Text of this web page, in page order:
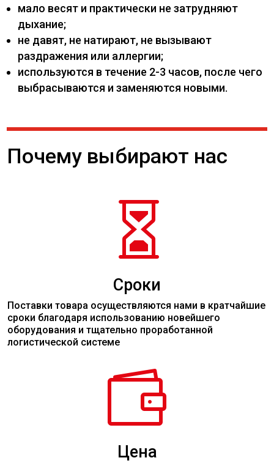
мало весят и практически не затрудняют
дыхание;
не давят, не натирают, не вызывают
раздражения или аллергии;
используются в течение 2-3 часов, после чего
выбрасываются и заменяются новыми.
Почему выбирают нас

Сроки
Поставки товара осуществляются нами в кратчайшие
сроки благодаря использованию новейшего
оборудования и тщательно проработанной
логистической системе

Цена